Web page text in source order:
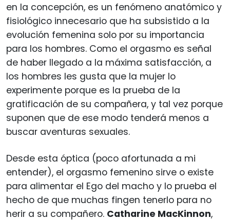
en la concepción, es un fenómeno anatómico y
fisiológico innecesario que ha subsistido a la
evolución femenina solo por su importancia
para los hombres. Como el orgasmo es señal
de haber llegado a la máxima satisfacción, a
los hombres les gusta que la mujer lo
experimente porque es la prueba de la
gratificación de su compañera, y tal vez porque
suponen que de ese modo tenderá menos a
buscar aventuras sexuales.
Desde esta óptica (poco afortunada a mi
entender), el orgasmo femenino sirve o existe
para alimentar el Ego del macho y lo prueba el
hecho de que muchas fingen tenerlo para no
herir a su compañero. Catharine MacKinnon,